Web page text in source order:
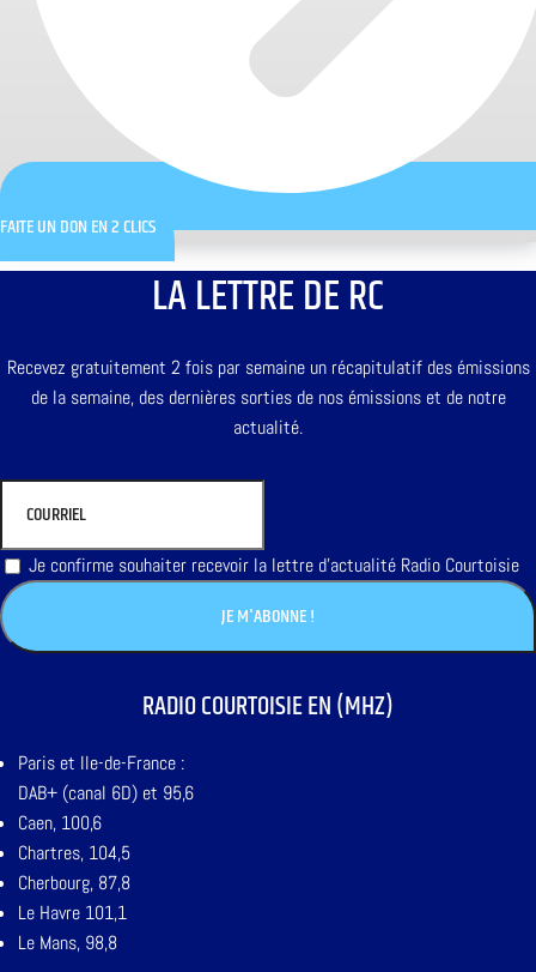
FAITE UN DON EN 2 CLICS
LA LETTRE DE RC
Recevez gratuitement 2 fois par semaine un récapitulatif des émissions
de la semaine, des dernières sorties de nos émissions et de notre
actualité.
Je confirme souhaiter recevoir la lettre d'actualité Radio Courtoisie
RADIO COURTOISIE EN (MHZ)
Paris et Ile-de-France :
DAB+ (canal 6D) et 95,6
Caen, 100,6
Chartres, 104,5
Cherbourg, 87,8
Le Havre 101,1
Le Mans, 98,8